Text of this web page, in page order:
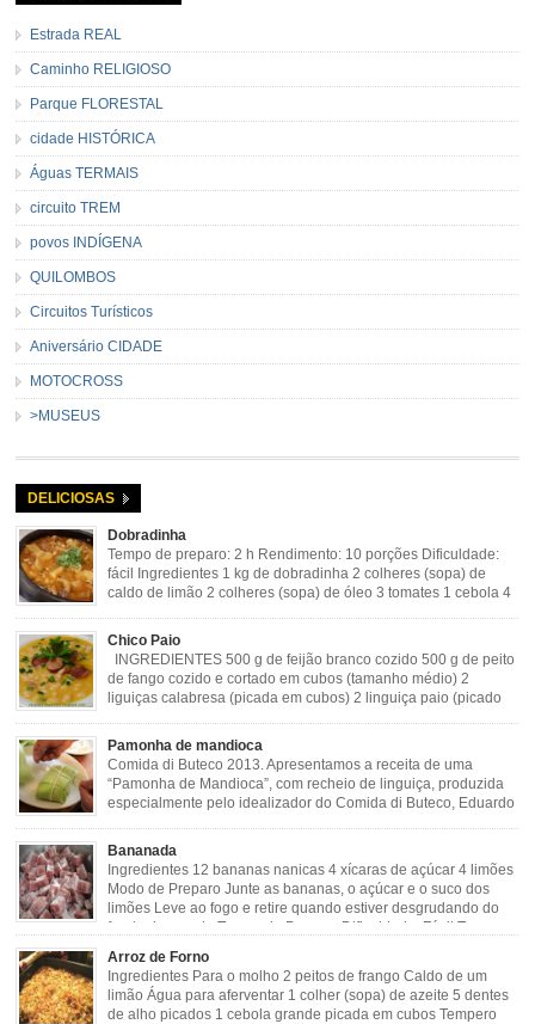
Estrada REAL
Caminho RELIGIOSO
Parque FLORESTAL
cidade HISTÓRICA
Águas TERMAIS
circuito TREM
povos INDÍGENA
QUILOMBOS
Circuitos Turísticos
Aniversário CIDADE
MOTOCROSS
>MUSEUS
DELICIOSAS
Dobradinha
Tempo de preparo: 2 h Rendimento: 10 porções Dificuldade:
fácil Ingredientes 1 kg de dobradinha 2 colheres (sopa) de
caldo de limão 2 colheres (sopa) de óleo 3 tomates 1 cebola 4
gosto Modo de Preparo: Lavar muito bem a dobradinha com limão. Deixar de
molho […]
Chico Paio
INGREDIENTES 500 g de feijão branco cozido 500 g de peito
de fango cozido e cortado em cubos (tamanho médio) 2
liguiças calabresa (picada em cubos) 2 linguiça paio (picado
verde 2 dentes de alho amassado 3 colheres de óleo 2 […]
Pamonha de mandioca
Comida di Buteco 2013. Apresentamos a receita de uma
“Pamonha de Mandioca”, com recheio de linguiça, produzida
especialmente pelo idealizador do Comida di Buteco, Eduardo
cebola picadinha 100gr de mandioca crua ralada e espremida 1 colher café
de manteiga 35ml de leite Palha de milho verde 1 […]
Bananada
Ingredientes 12 bananas nanicas 4 xícaras de açúcar 4 limões
Modo de Preparo Junte as bananas, o açúcar e o suco dos
limões Leve ao fogo e retire quando estiver desgrudando do
fundo da panela Tempo de Preparo Dificuldade: Fácil Tempo
de Preparo: 40 minutos http://eusoumineirouaiso.com.br/culinaria-
mineira/bananada#tempo-de-preparo
Arroz de Forno
Ingredientes Para o molho 2 peitos de frango Caldo de um
limão Água para aferventar 1 colher (sopa) de azeite 5 dentes
de alho picados 1 cebola grande picada em cubos Tempero